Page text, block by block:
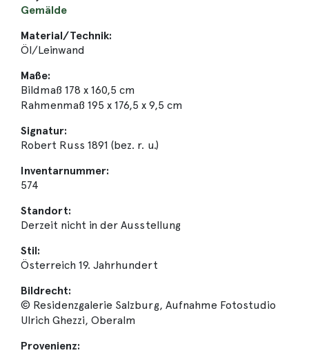
Gemälde
Material/Technik:
Öl/Leinwand
Maße:
Bildmaß 178 x 160,5 cm
Rahmenmaß 195 x 176,5 x 9,5 cm
Signatur:
Robert Russ 1891 (bez. r. u.)
Inventarnummer:
574
Standort:
Derzeit nicht in der Ausstellung
Stil:
Österreich 19. Jahrhundert
Bildrecht:
© Residenzgalerie Salzburg, Aufnahme Fotostudio
Ulrich Ghezzi, Oberalm
Provenienz: